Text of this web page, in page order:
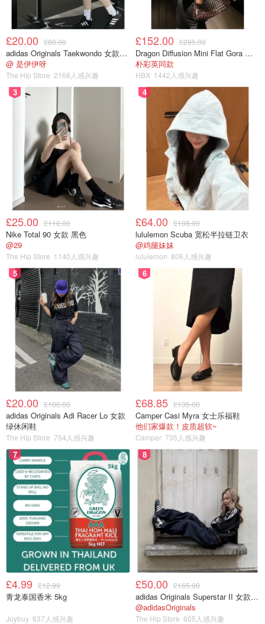
£20.00 £80.00
adidas Originals Taekwondo 女款黑色运动鞋
@ 是伊伊呀
The Hip Store 2168人感兴趣
£152.00 £295.00
Dragon Diffusion Mini Flat Gora 深棕色手提包
朴彩英同款
HBX 1442人感兴趣
3
£25.00 £110.00
Nike Total 90 女款 黑色
@29
The Hip Store 1140人感兴趣
4
£64.00 £108.00
lululemon Scuba 宽松半拉链卫衣
@鸡腿妹妹
lululemon 806人感兴趣
5
£20.00 £100.00
adidas Originals Adi Racer Lo 女款
绿休闲鞋
The Hip Store 754人感兴趣
6
£68.85 £135.00
Camper Casi Myra 女士乐福鞋
他们家爆款！皮质超软~
Camper 735人感兴趣
7
£4.99 £12.99
青龙泰国香米 5kg
Joybuy 637人感兴趣
8
£50.00 £165.00
adidas Originals Superstar II 女款串珠休闲鞋 黑色
@adidasOriginals
The Hip Store 605人感兴趣